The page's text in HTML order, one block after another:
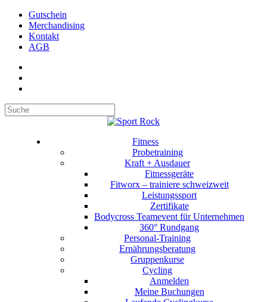
Gutschein
Merchandising
Kontakt
AGB
Suchen
Fitness
Probetraining
Kraft + Ausdauer
Fitnessgeräte
Fitworx – trainiere schweizweit
Leistungssport
Zertifikate
Bodycross Teamevent für Unternehmen
360° Rundgang
Personal-Training
Ernährungsberatung
Gruppenkurse
Cycling
Anmelden
Meine Buchungen